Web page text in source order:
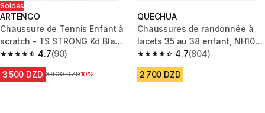
Soldes
ARTENGO
Chaussure de Tennis Enfant à
scratch - TS STRONG Kd Blanc
Argile
4.7
4.7 out of 5 stars from 90 reviews
(90)
3 500 DZD Prix avant la réduction
3 900 DZD10%
QUECHUA
Chaussures de randonnée à
lacets 35 au 38 enfant, NH100
gris
4.7
4.7 out of 5 stars from 804
(804)
2 700 DZD